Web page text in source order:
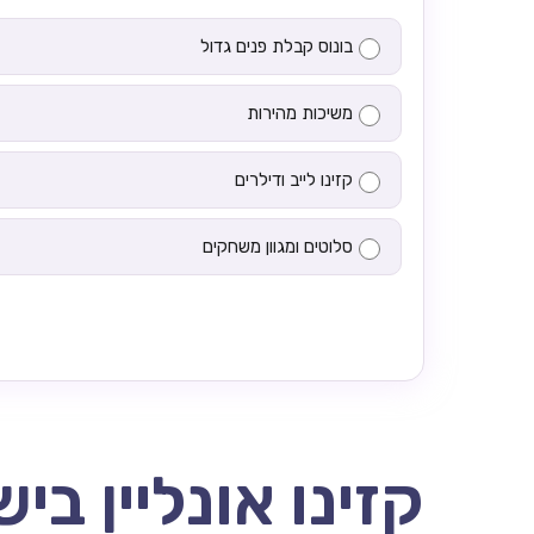
בונוס קבלת פנים גדול
משיכות מהירות
קזינו לייב ודילרים
סלוטים ומגוון משחקים
קזינו אונליין